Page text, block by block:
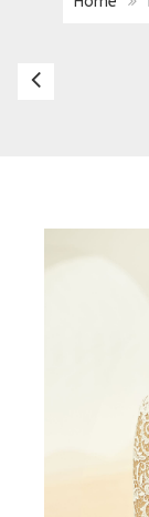
Golfje